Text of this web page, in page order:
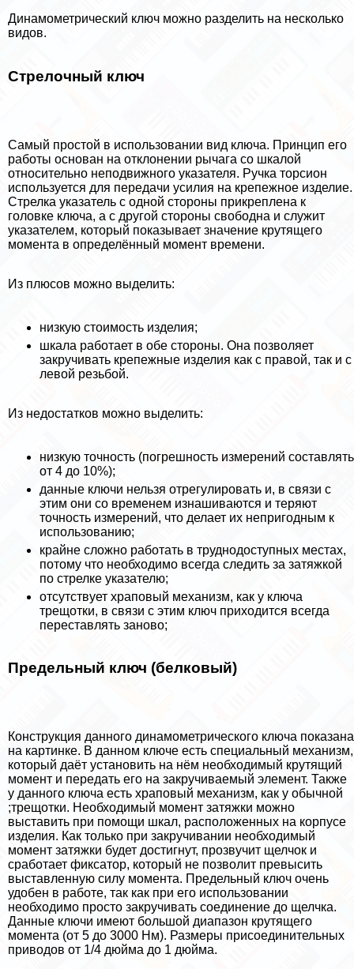
Динамометрический ключ можно разделить на несколько
видов.
Стрелочный ключ
Самый простой в использовании вид ключа. Принцип его
работы основан на отклонении рычага со шкалой
относительно неподвижного указателя. Ручка торсион
используется для передачи усилия на крепежное изделие.
Стрелка указатель с одной стороны прикреплена к
головке ключа, а с другой стороны свободна и служит
указателем, который показывает значение крутящего
момента в определённый момент времени.
Из плюсов можно выделить:
низкую стоимость изделия;
шкала работает в обе стороны. Она позволяет
закручивать крепежные изделия как с правой, так и с
левой резьбой.
Из недостатков можно выделить:
низкую точность (погрешность измерений составлять
от 4 до 10%);
данные ключи нельзя отрегулировать и, в связи с
этим они со временем изнашиваются и теряют
точность измерений, что делает их непригодным к
использованию;
крайне сложно работать в труднодоступных местах,
потому что необходимо всегда следить за затяжкой
по стрелке указателю;
отсутствует храповый механизм, как у ключа
трещотки, в связи с этим ключ приходится всегда
переставлять заново;
Предельный ключ (белковый)
Конструкция данного динамометрического ключа показана
на картинке. В данном ключе есть специальный механизм,
который даёт установить на нём необходимый крутящий
момент и передать его на закручиваемый элемент. Также
у данного ключа есть храповый механизм, как у обычной
;трещотки. Необходимый момент затяжки можно
выставить при помощи шкал, расположенных на корпусе
изделия. Как только при закручивании необходимый
момент затяжки будет достигнут, прозвучит щелчок и
сработает фиксатор, который не позволит превысить
выставленную силу момента. Предельный ключ очень
удобен в работе, так как при его использовании
необходимо просто закручивать соединение до щелчка.
Данные ключи имеют большой диапазон крутящего
момента (от 5 до 3000 Нм). Размеры присоединительных
приводов от 1/4 дюйма до 1 дюйма.